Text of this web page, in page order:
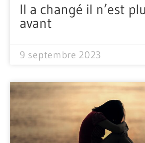
Il a changé il n’est
avant
9 septembre 2023